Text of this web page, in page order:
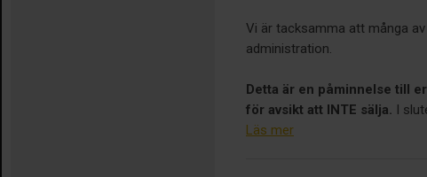
Vi är tacksamma att många
administration.
Detta är en påminnelse till
för avsikt att INTE sälja. I
Läs mer